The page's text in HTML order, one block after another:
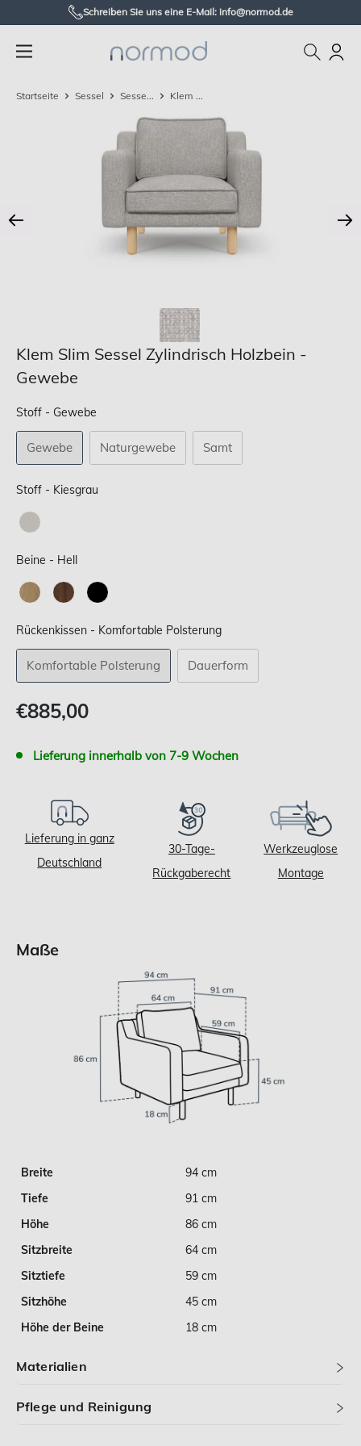
springen
Schreiben Sie uns eine E-Mail: info@normod.de
Normod
Startseite Sessel Sesse... Klem ...
Klem Slim Sessel Zylindrisch Holzbein -
Gewebe
Stoff - Gewebe
Gewebe Naturgewebe Samt
Stoff
Stoff - Kiesgrau
Beine - HellBeine
Rückenkissen - Komfortable PolsterungRückenkissen
Komfortable Polsterung Dauerform
Verkaufspreis
€885,00
Lieferung innerhalb von 7-9 Wochen
Lieferung in ganz
Deutschland
30-Tage-
Rückgaberecht
Werkzeuglose
Montage
Maße
Breite
94 cm
Tiefe
91 cm
Höhe
86 cm
Sitzbreite
64 cm
Sitztiefe
59 cm
Sitzhöhe
45 cm
Höhe der Beine
18 cm
Materialien
Pflege und Reinigung